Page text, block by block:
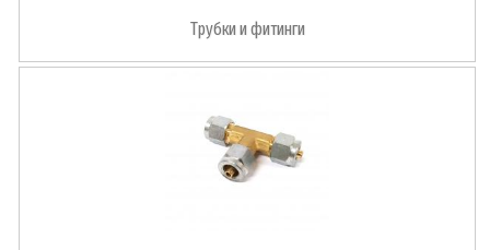
Трубки и фитинги